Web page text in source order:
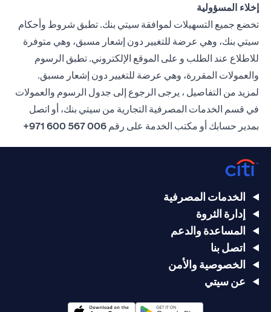
إخلاء المسؤولية
تخضع جميع التسهيلات لموافقة سيتي بنك. تطبق شروط وأحكام
سيتي بنك، وهي عرضة للتغيير دون إشعار مسبق، وهي متوفرة
للاطلاع عند الطلب و على الموقع الإلكتروني. تطبق الرسوم
والعمولات المقررة، وهي عرضة للتغيير دون إشعار مسبق.
لمزيد من التفاصيل ، يرجى الرجوع إلى جدول الرسوم والعمولات
في قسم الخدمات المصرفية التجارية من سيتي بنك، أو اتصل
بمدير حسابك أو مكتب الخدمة على رقم 006 567 600 971+
الخدمات المصرفية
إدارة الثروة
المساعدة والدعم
اتصل بنا
الخصوصية والأمن
عن سيتي